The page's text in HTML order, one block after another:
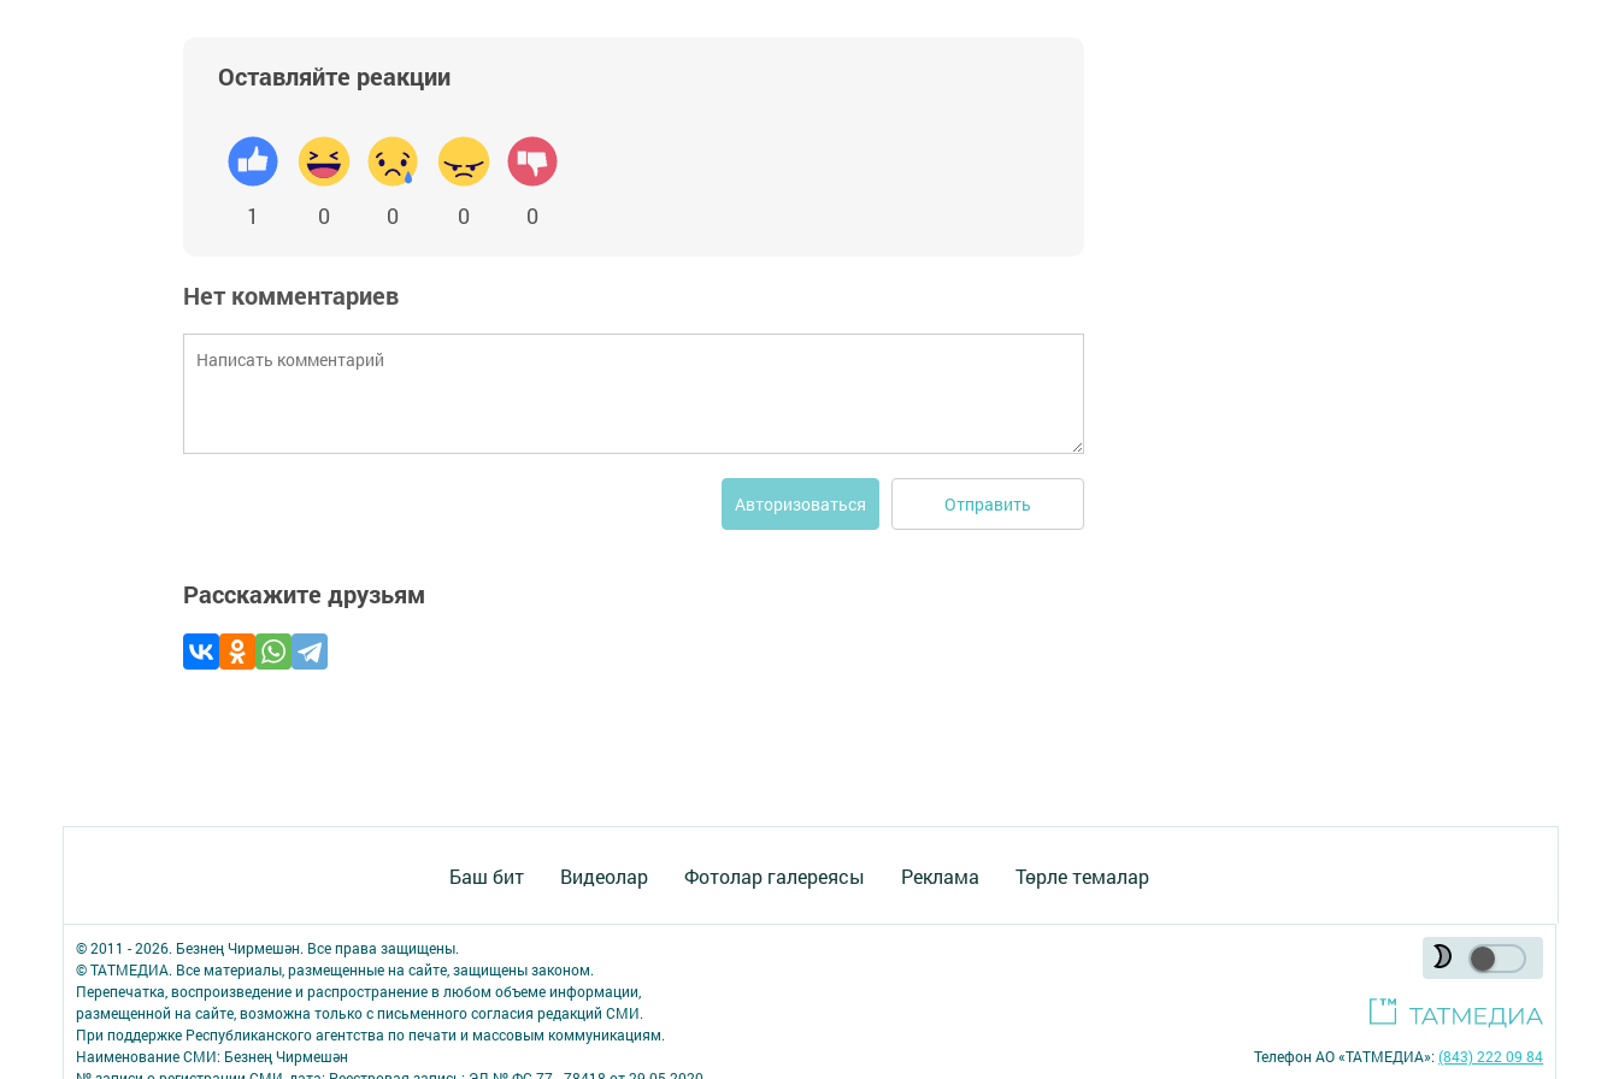
Оставляйте реакции
1 0 0 0 0
Нет комментариев
Авторизоваться Отправить
Расскажите друзьям
Баш бит Видеолар Фотолар галереясы Реклама Төрле темалар
© 2011 - 2026. Безнең Чирмешән. Все права защищены.
© ТАТМЕДИА. Все материалы, размещенные на сайте, защищены законом.
Перепечатка, воспроизведение и распространение в любом объеме информации,
размещенной на сайте, возможна только с письменного согласия редакций СМИ.
При поддержке Республиканского агентства по печати и массовым коммуникациям.
Наименование СМИ: Безнең Чирмешән
Телефон АО «ТАТМЕДИА»:(843) 222 09 84